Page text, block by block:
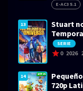
E-AC3 5.1
13
Stuart
SERIE
0 2026
14
720p